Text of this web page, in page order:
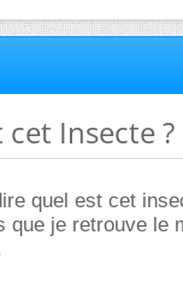
cet Insecte ?
quel est cet
que je retrouve le